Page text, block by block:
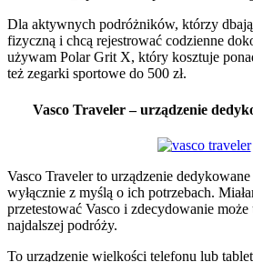
Dla aktywnych podróżników, którzy
fizyczną i chcą rejestrować codzienne
używam Polar Grit X, który kosztuje
też zegarki sportowe do 500 zł.
Vasco Traveler – urządzenie
Vasco Traveler to urządzenie
wyłącznie z myślą o ich potrzebach.
przetestować Vasco i zdecydowanie
najdalszej podróży.
To urządzenie wielkości telefonu lub